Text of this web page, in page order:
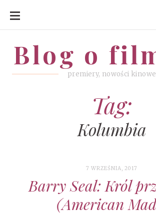
SKIP
CONTENT
Blog o
premiery, nowości kinowe
Blog o
Tag:
Kolumbia
7 WRZEŚNIA, 2017
Barry Seal: Król
(American